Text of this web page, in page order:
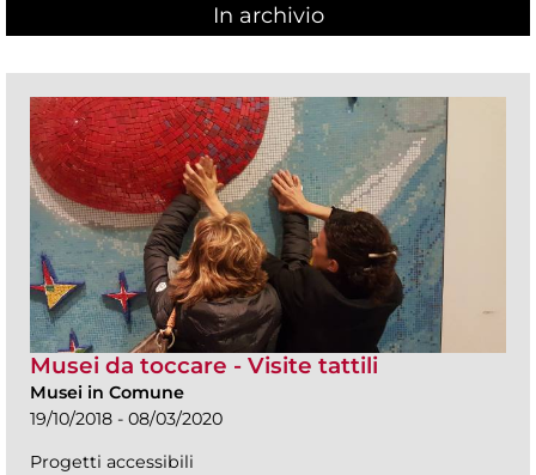
In archivio
Musei da toccare - Visite tattili
Musei in Comune
19/10/2018 - 08/03/2020
Progetti accessibili